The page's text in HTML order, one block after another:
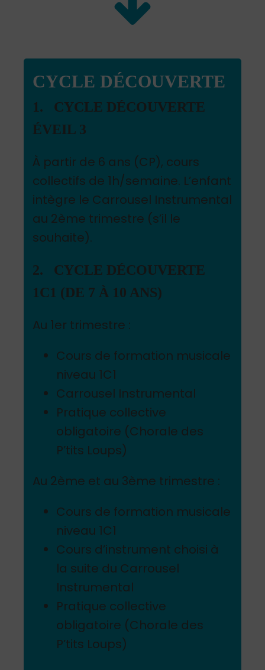
CYCLE DÉCOUVERTE
1. CYCLE DÉCOUVERTE
ÉVEIL 3
À partir de 6 ans (CP), cours
collectifs de 1h/semaine. L’enfant
intègre le Carrousel Instrumental
au 2ème trimestre (s’il le
souhaite).
2. CYCLE DÉCOUVERTE
1C1 (DE 7 À 10 ANS)
Au 1er trimestre :
Cours de formation musicale
niveau 1C1
Carrousel Instrumental
Pratique collective
obligatoire (Chorale des
P’tits Loups)
Au 2ème et au 3ème trimestre :
Cours de formation musicale
niveau 1C1
Cours d’instrument choisi à
la suite du Carrousel
Instrumental
Pratique collective
obligatoire (Chorale des
P’tits Loups)